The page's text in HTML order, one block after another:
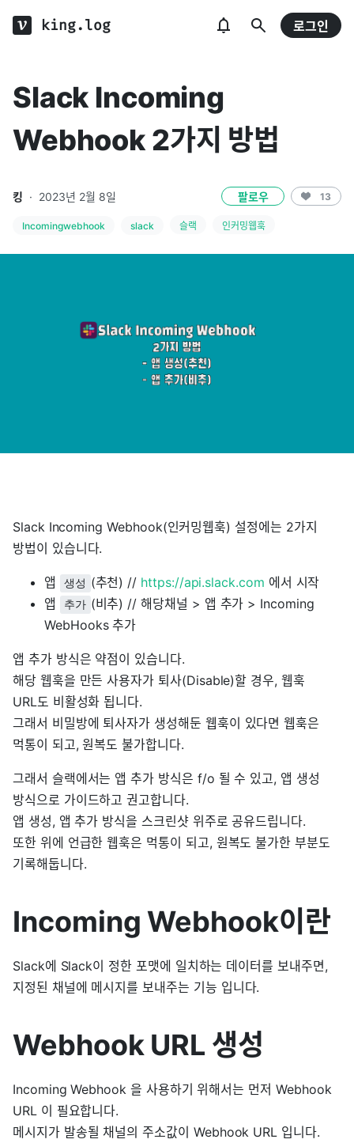
king.log 로그인
Slack Incoming
Webhook 2가지 방법
킹 · 2023년 2월 8일 팔로우 13
Incomingwebhook slack 슬랙 인커밍웹훅
Slack Incoming Webhook(인커밍웹훅) 설정에는 2가지
방법이 있습니다.
앱 생성 (추천) // https://api.slack.com 에서 시작
앱
추가 (비추) // 해당채널 > 앱 추가 > Incoming
WebHooks 추가
앱 추가 방식은 약점이 있습니다.
해당 웹훅을 만든 사용자가 퇴사(Disable)할 경우, 웹훅
URL도 비활성화 됩니다.
그래서 비밀방에 퇴사자가 생성해둔 웹훅이 있다면 웹훅은
먹통이 되고, 원복도 불가합니다.
그래서 슬랙에서는 앱 추가 방식은 f/o 될 수 있고, 앱 생성
방식으로 가이드하고 권고합니다.
앱 생성, 앱 추가 방식을 스크린샷 위주로 공유드립니다.
또한 위에 언급한 웹훅은 먹통이 되고, 원복도 불가한 부분도
기록해둡니다.
Incoming Webhook이란
Slack에 Slack이 정한 포맷에 일치하는 데이터를 보내주면,
지정된 채널에 메시지를 보내주는 기능 입니다.
Webhook URL 생성
Incoming Webhook 을 사용하기 위해서는 먼저 Webhook
URL 이 필요합니다.
메시지가 발송될 채널의 주소값이 Webhook URL 입니다.